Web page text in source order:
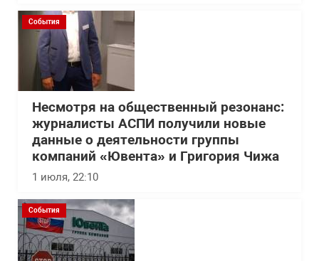
События
Несмотря на общественный резонанс:
журналисты АСПИ получили новые
данные о деятельности группы
компаний «Ювента» и Григория Чижа
1 июля, 22:10
События